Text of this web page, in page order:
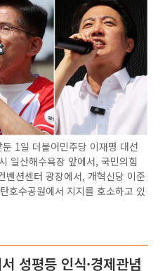
1일 더불어민주당 이재명 대선
일산해수욕장 앞에서, 국민의힘
벤션센터 광장에서, 개혁신당 이준
호수공원에서 지지를 호소하고 있
성평등 인식·경제관념